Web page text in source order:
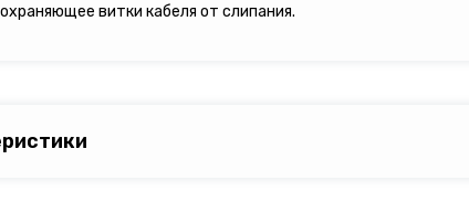
витки кабеля от слипания.